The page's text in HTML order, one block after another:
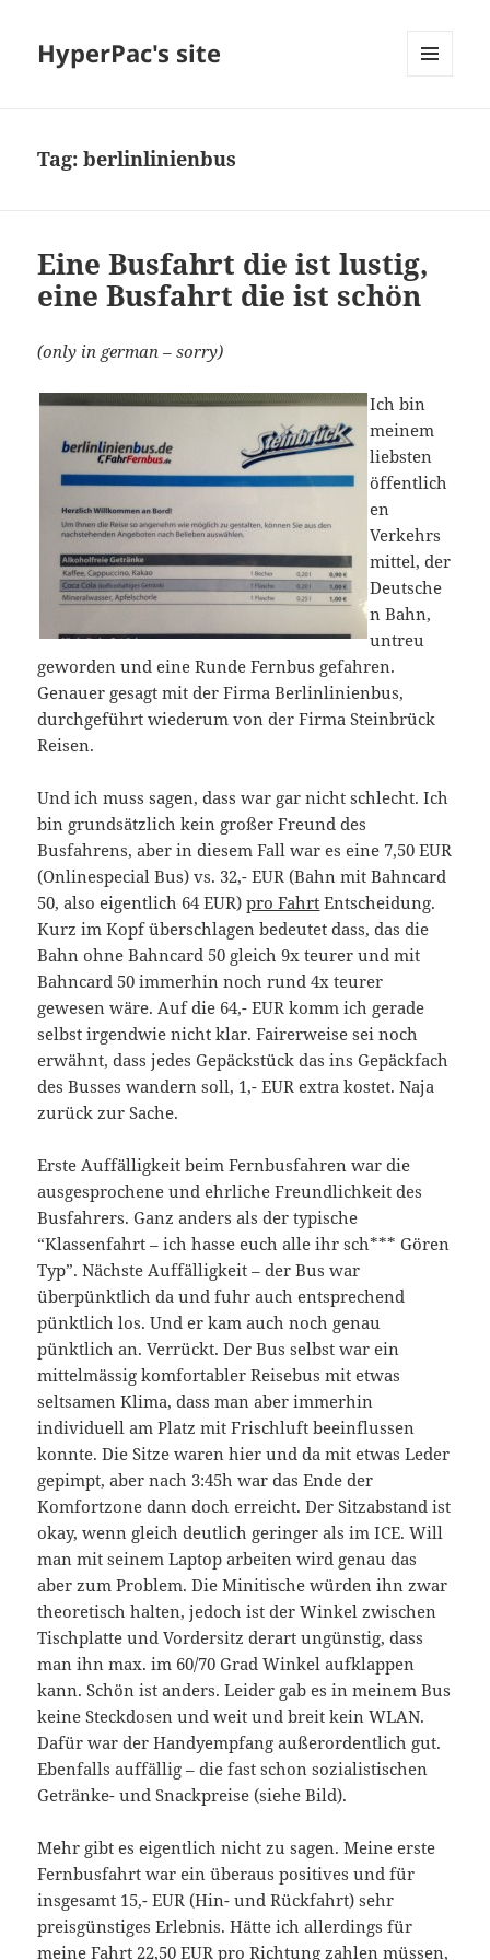
HyperPac's site
Tag:berlinlinienbus
Eine Busfahrt die ist lustig,
eine Busfahrt die ist schön
(only in german – sorry)
Ich bin
meinem
liebsten
öffentlich
en
Verkehrs
mittel, der
Deutsche
n Bahn,
untreu
geworden und eine Runde Fernbus gefahren.
Genauer gesagt mit der Firma Berlinlinienbus,
durchgeführt wiederum von der Firma Steinbrück
Reisen.
Und ich muss sagen, dass war gar nicht schlecht. Ich
bin grundsätzlich kein großer Freund des
Busfahrens, aber in diesem Fall war es eine 7,50 EUR
(Onlinespecial Bus) vs. 32,- EUR (Bahn mit Bahncard
50, also eigentlich 64 EUR)pro Fahrt Entscheidung.
Kurz im Kopf überschlagen bedeutet dass, das die
Bahn ohne Bahncard 50 gleich 9x teurer und mit
Bahncard 50 immerhin noch rund 4x teurer
gewesen wäre. Auf die 64,- EUR komm ich gerade
selbst irgendwie nicht klar. Fairerweise sei noch
erwähnt, dass jedes Gepäckstück das ins Gepäckfach
des Busses wandern soll, 1,- EUR extra kostet. Naja
zurück zur Sache.
Erste Auffälligkeit beim Fernbusfahren war die
ausgesprochene und ehrliche Freundlichkeit des
Busfahrers. Ganz anders als der typische
“Klassenfahrt – ich hasse euch alle ihr sch*** Gören
Typ”. Nächste Auffälligkeit – der Bus war
überpünktlich da und fuhr auch entsprechend
pünktlich los. Und er kam auch noch genau
pünktlich an. Verrückt. Der Bus selbst war ein
mittelmässig komfortabler Reisebus mit etwas
seltsamen Klima, dass man aber immerhin
individuell am Platz mit Frischluft beeinflussen
konnte. Die Sitze waren hier und da mit etwas Leder
gepimpt, aber nach 3:45h war das Ende der
Komfortzone dann doch erreicht. Der Sitzabstand ist
okay, wenn gleich deutlich geringer als im ICE. Will
man mit seinem Laptop arbeiten wird genau das
aber zum Problem. Die Minitische würden ihn zwar
theoretisch halten, jedoch ist der Winkel zwischen
Tischplatte und Vordersitz derart ungünstig, dass
man ihn max. im 60/70 Grad Winkel aufklappen
kann. Schön ist anders. Leider gab es in meinem Bus
keine Steckdosen und weit und breit kein WLAN.
Dafür war der Handyempfang außerordentlich gut.
Ebenfalls auffällig – die fast schon sozialistischen
Getränke- und Snackpreise (siehe Bild).
Mehr gibt es eigentlich nicht zu sagen. Meine erste
Fernbusfahrt war ein überaus positives und für
insgesamt 15,- EUR (Hin- und Rückfahrt) sehr
preisgünstiges Erlebnis. Hätte ich allerdings für
meine Fahrt 22,50 EUR pro Richtung zahlen müssen,